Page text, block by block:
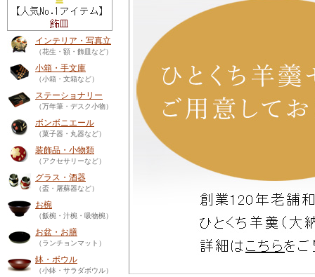
インテリア・写真立
（花生・額・飾皿など）
小箱・手文庫
（小箱・文箱など）
ステーショナリー
（万年筆・デスク小物）
ボンボニエール
（菓子器・丸器など）
装飾品・小物類
（アクセサリーなど）
グラス・酒器
（盃・屠蘇器など）
お椀
（飯椀・汁椀・吸物椀）
お盆・お膳
（ランチョンマット）
鉢・ボウル
（小鉢・サラダボウル）